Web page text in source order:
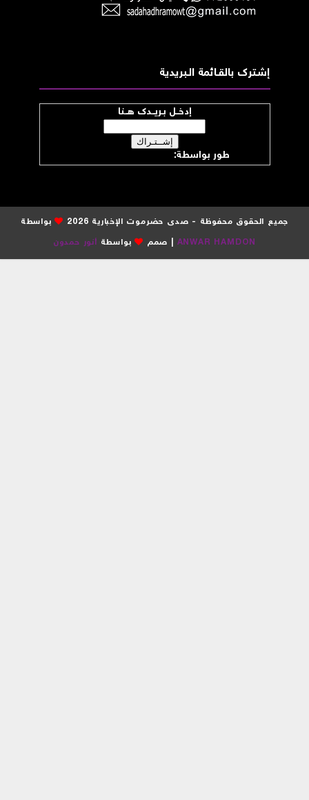
إشــترك بالقـــائمة الــبريدية
إدخــل بـريــدك هــنا
طور بواسطة:موقع صدى حضرموت
جميع الحقوق محفوظة - صدى حضرموت الإخبارية 2026
بواسطة
ANWAR HAMDON| صمم بواسطةأنور حمدون